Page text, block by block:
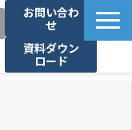
お問い合わ
せ
資料ダウン
ロード